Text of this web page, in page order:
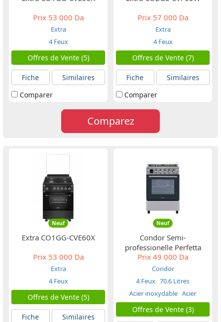
Prix53 000 Da
Extra
4 Feux
Offres de Vente (5)
Fiche
Similaires
Comparer
Prix57 000 Da
Extra
4 Feux
Offres de Vente (7)
Fiche
Similaires
Comparer
Comparez
Neuf
Extra CO1GG-CVE60X
Prix53 000 Da
Extra
4 Feux
Offres de Vente (5)
Fiche
Similaires
Neuf
Condor Semi-
professionelle Perfetta
C46PR10X
Prix49 000 Da
Condor
4 Feux 70.6 Litres
Acier inoxydable Acier
Inoxydable inox
Offres de Vente (3)